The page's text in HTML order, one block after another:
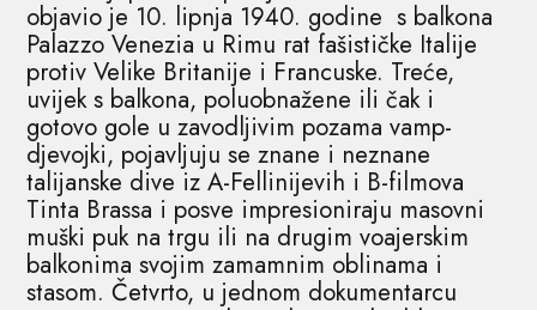
objavio je 10. lipnja 1940. godine s balkona
Palazzo Venezia u Rimu rat fašističke Italije
protiv Velike Britanije i Francuske. Treće,
uvijek s balkona, poluobnažene ili čak i
gotovo gole u zavodljivim pozama vamp-
djevojki, pojavljuju se znane i neznane
talijanske dive iz A-Fellinijevih i B-filmova
Tinta Brassa i posve impresioniraju masovni
muški puk na trgu ili na drugim voajerskim
balkonima svojim zamamnim oblinama i
stasom. Četvrto, u jednom dokumentarcu